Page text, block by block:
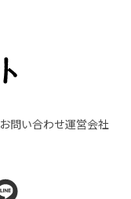
お問い合わせ運営会社